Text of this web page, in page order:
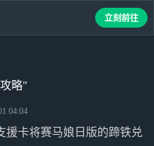
略"
04:04
援卡将赛马娘日版的蹄铁兑
立刻前往